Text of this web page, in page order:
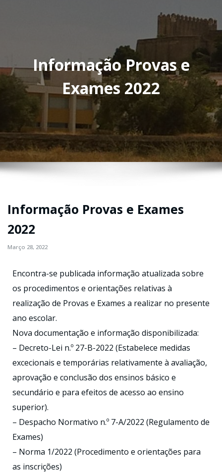
Informação Provas e
Exames 2022
Informação Provas e Exames
2022
Março 28, 2022
Encontra-se publicada informação atualizada sobre
os procedimentos e orientações relativas à
realização de Provas e Exames a realizar no presente
ano escolar.
Nova documentação e informação disponibilizada:
– Decreto-Lei n.º 27-B-2022 (Estabelece medidas
excecionais e temporárias relativamente à avaliação,
aprovação e conclusão dos ensinos básico e
secundário e para efeitos de acesso ao ensino
superior).
– Despacho Normativo n.º 7-A/2022 (Regulamento de
Exames)
– Norma 1/2022 (Procedimento e orientações para
as inscrições)